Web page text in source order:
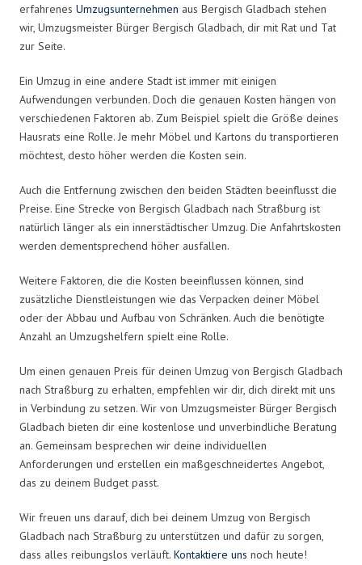
erfahrenes Umzugsunternehmen aus Bergisch Gladbach stehen
wir, Umzugsmeister Bürger Bergisch Gladbach, dir mit Rat und Tat
zur Seite.
Ein Umzug in eine andere Stadt ist immer mit einigen
Aufwendungen verbunden. Doch die genauen Kosten hängen von
verschiedenen Faktoren ab. Zum Beispiel spielt die Größe deines
Hausrats eine Rolle. Je mehr Möbel und Kartons du transportieren
möchtest, desto höher werden die Kosten sein.
Auch die Entfernung zwischen den beiden Städten beeinflusst die
Preise. Eine Strecke von Bergisch Gladbach nach Straßburg ist
natürlich länger als ein innerstädtischer Umzug. Die Anfahrtskosten
werden dementsprechend höher ausfallen.
Weitere Faktoren, die die Kosten beeinflussen können, sind
zusätzliche Dienstleistungen wie das Verpacken deiner Möbel
oder der Abbau und Aufbau von Schränken. Auch die benötigte
Anzahl an Umzugshelfern spielt eine Rolle.
Um einen genauen Preis für deinen Umzug von Bergisch Gladbach
nach Straßburg zu erhalten, empfehlen wir dir, dich direkt mit uns
in Verbindung zu setzen. Wir von Umzugsmeister Bürger Bergisch
Gladbach bieten dir eine kostenlose und unverbindliche Beratung
an. Gemeinsam besprechen wir deine individuellen
Anforderungen und erstellen ein maßgeschneidertes Angebot,
das zu deinem Budget passt.
Wir freuen uns darauf, dich bei deinem Umzug von Bergisch
Gladbach nach Straßburg zu unterstützen und dafür zu sorgen,
dass alles reibungslos verläuft. Kontaktiere uns noch heute!